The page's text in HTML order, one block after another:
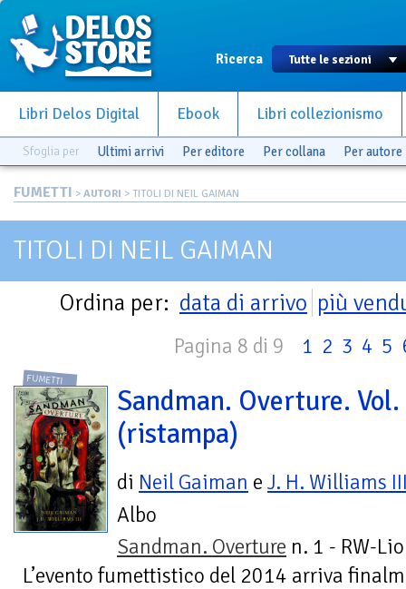
Ricerca
Libri Delos Digital Ebook Libri collezionismo
Sfoglia per Ultimi arrivi Per editore Per collana Per autore
FUMETTI > AUTORI > TITOLI DI NEIL GAIMAN
TITOLI DI NEIL GAIMAN
Ordina per: data di arrivo più
Pagina 8 di 9 1 2 3 4 5
FUMETTI
Sandman. Overture.
(ristampa)
di Neil Gaiman e J. H. Williams
Albo
Sandman. Overture n. 1 - RW-
L’evento fumettistico del 2014 arriva